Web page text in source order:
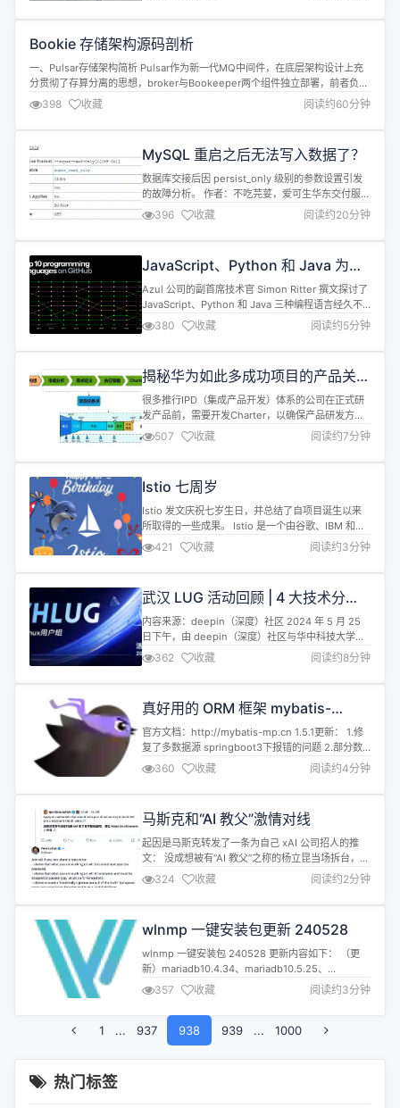
素，就是希望大家别再天天拉表格比价格了，有这个
时间，不如去卷场景、卷应用。现在成本更低了，大
相关的场景都试一遍，快速验证。跑成功了，就快速
复制。” 沈抖表示，模型免费以及降...
Bookie 存储架构源码剖析
一、Pulsar存储架构简析 Pulsar作为新一代MQ中间件，在底层架构设计上充
分贯彻了存算分离的思想，broker与Bookeeper两个组件独立部署，前者负责
流量的调度、聚合、计算，后者负责数据的存储，这也契合了云原生下k8s大行
其道的时代背景。Bookeeper又名Bookie ，是一个单独的存储引擎。在组件
关系上，broker深度依赖Bookie，...
398 收藏 阅读约60分钟
MySQL 重启之后无法写入数据了？
数据库交接后因 persist_only 级别的参数设置引发
的故障分析。 作者：不吃芫荽，爱可生华东交付服务
部 DBA 成员，主要负责 MySQL 故障处理及相关技
术支持。 爱可生开源社区出品，原创内容未经授权不
得随意使用，转载请联系小编并注明来源。 本文约
统打补丁之后需要重启服务器，数据库在重启之后...
396 收藏 阅读约20分钟
JavaScript、Python 和 Java 为何
一直是开发者的首选
Azul 公司的副首席技术官 Simon Ritter 撰文探讨了
JavaScript、Python 和 Java 三种编程语言经久不
衰的原因。 他在文中指出，尽管云计算、移动开发和
AI 取得了长足进步，但全球企业的日常业务仍依赖于
上世纪 90 年代问世的三种编程语言。在几乎所有的
最流行...
380 收藏 阅读约5分钟
揭秘华为如此多成功项目的产品关键
——Charter模板
很多推行IPD（集成产品开发）体系的公司在正式研
发产品前，需要开发Charter，以确保产品研发方向
的正确。Charter，即项目任务书或商业计划书。
Charter的呈现标志着产品规划阶段的完成，能为产
品开发的投资评估和决策提供关键依据。 在IPD体系
值不值得投入，二是产品怎么做才有竞争力。正如华
为徐直军曾...
507 收藏 阅读约7分钟
Istio 七周岁
Istio 发文庆祝七岁生日，并总结了自项目诞生以来
所取得的一些成果。 Istio 是一个由谷歌、IBM 和
Lyft 的团队于 2016 年开始合作开发的开源项目，在
2017 年正式推出；它是一个大型微服务系统管理工
具，旨在提供一种统一化的微服务连接、安全保障、
管理与监控方式；基于 Lyft 的 Envoy 项目构建。
2022 年 4 月，谷歌和 Is...
421 收藏 阅读约3分钟
武汉 LUG 活动回顾 | 4 大技术分
享！干货满满，热闹非凡！
内容来源：deepin（深度）社区 2024 年 5 月 25
日下午，由 deepin（深度）社区与华中科技大学开
放原子开源俱乐部联合举办的武汉 Linux 爱好者线下
沙龙活动（WHLUG）在华中科技大学成功举办。 本
次活动聚集了近 40 名来自武汉地区的 Linuxer 线下
场气氛热烈。让我们一起回顾本次活动...
362 收藏 阅读约8分钟
真好用的 ORM 框架 mybatis-
mp:1.5.1 发布
官方文档：http://mybatis-mp.cn 1.5.1更新： 1.修
复了多数据源 springboot3下报错的问题 2.部分数
据库函数同时兼容各数据库 3.增加不同数据库执行不
同sql功能 SysUser sysUser =
QueryChain.of(sysUserMapper)
360 收藏 阅读约4分钟
马斯克和“AI 教父”激情对线
起因是马斯克转发了一条为自己 xAI 公司招人的推
文： 没成想被有“AI 教父”之称的杨立昆当场拆台，言
语间尽是嘲讽。 杨立昆（法语：Yann Le Cun）是
一名法国计算机科学家。他在机器学习、计算机视
觉、移动机器人和计算神经科学等领域都有很多贡
名的工作是在光学字符识别和计算机视觉上使用卷积
神经网络，他...
324 收藏 阅读约2分钟
wlnmp 一键安装包更新 240528
wlnmp 一键安装包 240528 更新内容如下： （更
新）mariadb10.4.34、mariadb10.5.25、
mariadb10.6.18、mariadb10.11.8 （其它）增加
mariadb10.4.34、mariadb10.5.25、
mariadb10.6.18、mariadb10.11.8使用指南，可以在
版本支持列表中点击对应的mysq...
357 收藏 阅读约3分钟
1 ... 937 938 939 ... 1000
热门标签